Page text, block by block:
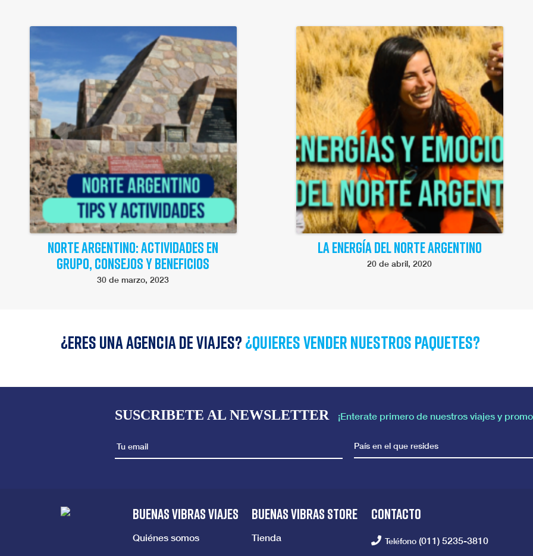
NORTE ARGENTINO: ACTIVIDADES EN
GRUPO, CONSEJOS Y BENEFICIOS
30 de marzo, 2023
LA ENERGÍA DEL NORTE ARGENTINO
20 de abril, 2020
¿Eres una agencia de viajes?¿quieres vender nuestros paquetes?
SUSCRIBETE AL NEWSLETTER ¡Enterate primero de nuestros viajes y
País en el que resides
BUENAS VIBRAS VIAJES
Quiénes somos
BUENAS VIBRAS STORE
Tienda
CONTACTO
Teléfono (011) 5235-3810